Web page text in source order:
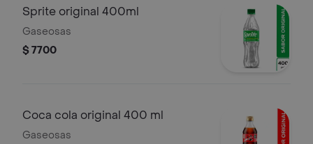
Sprite original 400ml
Gaseosas
$ 7700
Coca cola original 400 ml
Gaseosas